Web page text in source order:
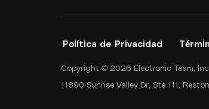
Política de Privacidad
Copyright © 2026 Electronic Team,
11890 Sunrise Valley Dr, Ste 111,